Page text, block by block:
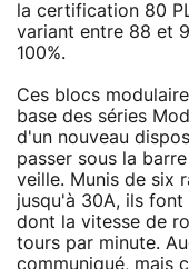
la certification 80
variant entre 88 et
100%.
Ces blocs
base des séries
d'un nouveau
passer sous la
veille. Munis de six
jusqu'à 30A, ils font
dont la vitesse de
tours par minute.
communiqué, mais